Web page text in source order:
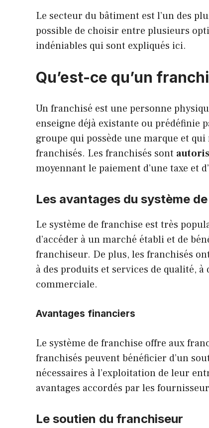
Le secteur du bâtiment est l’un des
possible de choisir entre plusieurs
indéniables qui sont expliqués ici.
Qu’est-ce qu’un
Un franchisé est une personne
enseigne déjà existante ou
groupe qui possède une marque et
franchisés. Les franchisés sont
moyennant le paiement d’une taxe et
Les avantages du système
Le système de franchise est très
d’accéder à un marché établi et de
franchiseur. De plus, les franchisés
à des produits et services de qualité,
commerciale.
Avantages financiers
Le système de franchise offre aux
franchisés peuvent bénéficier d’un
nécessaires à l’exploitation de leur
avantages accordés par les
Le soutien du franchiseur